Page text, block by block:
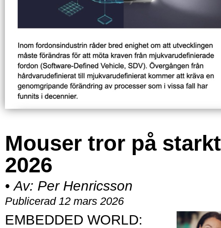
Mouser tror på starkt
2026
• Av: Per Henricsson
Publicerad 12 mars 2026
EMBEDDED WORLD: